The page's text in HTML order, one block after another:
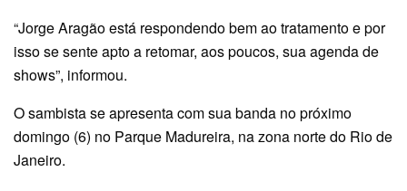
“Jorge Aragão está respondendo bem ao tratamento e por
isso se sente apto a retomar, aos poucos, sua agenda de
shows”, informou.
O sambista se apresenta com sua banda no próximo
domingo (6) no Parque Madureira, na zona norte do Rio de
Janeiro.